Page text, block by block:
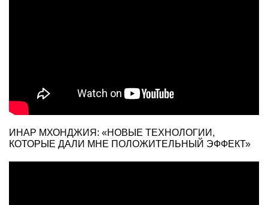
ИНАР МХОНДЖИЯ: «НОВЫЕ ТЕХНОЛОГИИ,
КОТОРЫЕ ДАЛИ МНЕ ПОЛОЖИТЕЛЬНЫЙ ЭФФЕКТ»